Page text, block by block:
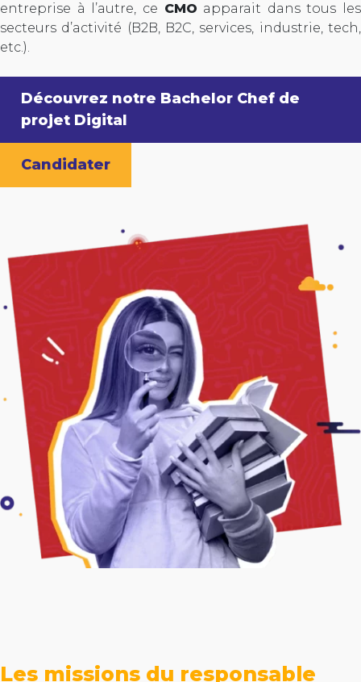
entreprise à l’autre, ce CMO apparait dans tous les
secteurs d’activité (B2B, B2C, services, industrie, tech,
etc.).
Découvrez notre Bachelor Chef de
projet Digital
Candidater
Les missions du responsable